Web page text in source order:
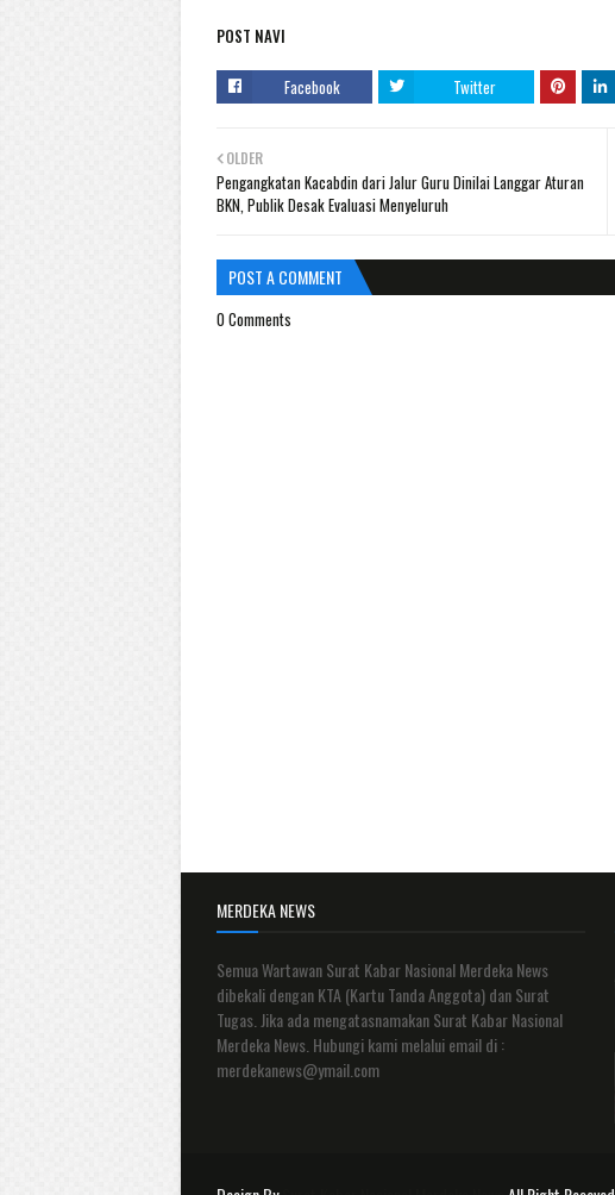
POST NAVI
Facebook Twitter
OLDER
Pengangkatan Kacabdin dari Jalur Guru Dinilai Langgar Aturan
BKN, Publik Desak Evaluasi Menyeluruh
POST A COMMENT
0 Comments
MERDEKA NEWS
Semua Wartawan Surat Kabar Nasional Merdeka News
dibekali dengan KTA (Kartu Tanda Anggota) dan Surat
Tugas. Jika ada mengatasnamakan Surat Kabar Nasional
Merdeka News. Hubungi kami melalui email di :
merdekanews@ymail.com